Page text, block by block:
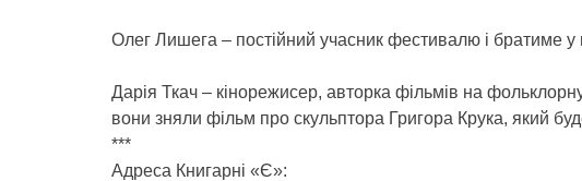
Олег Лишега – постійний учасник фестивалю і братиме у
Дарія Ткач – кінорежисер, авторка фільмів на
вони зняли фільм про скульптора Григора Крука, який
***
Адреса Книгарні «Є»: